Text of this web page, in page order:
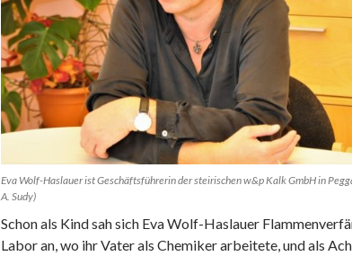
Eva Wolf-Haslauer ist Geschäftsführerin der steirischen w&p Kalk GmbH in
A. Sudy)
Schon als Kind sah sich Eva Wolf-Haslauer
Labor an, wo ihr Vater als Chemiker arbeitete, und als